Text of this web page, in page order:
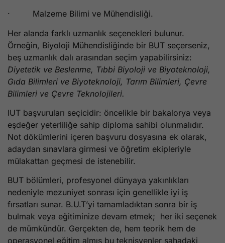
· Malzeme Bilimi ve Mühendisliği.
Her alanda farklı uzmanlık seçenekleri bulunur.
Örneğin, Biyoloji Mühendisliğinde bir BUT seçerseniz,
beş uzmanlık dalı arasından seçim yapabilirsiniz:
Diyetetik ve Beslenme, Tıbbi Biyoloji ve Biyoteknoloji,
Gıda Bilimleri ve Biyoteknoloji, Tarım Bilimleri, Çevre
Bilimleri ve Çevre Teknolojileri.
IUT başvuruları seçicidir: öncelikle bir bakalorya veya
eşdeğer yeterliliğe sahip diploma sahibi olunmalıdır.
Not dökümlerini içeren başvuru dosyasına ek olarak,
adaydan sınavlara girmesi ve öğretim ekipleriyle
mülakattan geçmesi de istenebilir.
BUT bölümleri, profesyonel dünyaya yakınlıkları
nedeniyle mezuniyet sonrası için genellikle iyi iş
fırsatları sunar. B.U.T’yi tamamladıktan sonra bir iş
bulmak veya eğitiminize devam etmek; her iki seçenek
de mümkündür. Gerçekten de, hem teorik hem de
operasyonel eğitim almış bu teknisyenler sahadaki